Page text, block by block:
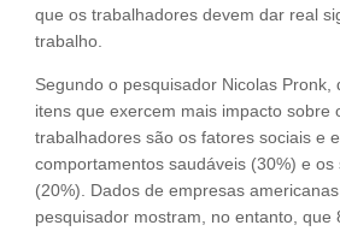
que os trabalhadores devem dar real
trabalho.
Segundo o pesquisador Nicolas Pronk,
itens que exercem mais impacto sobre
trabalhadores são os fatores sociais e
comportamentos saudáveis (30%) e os
(20%). Dados de empresas
pesquisador mostram, no entanto, que